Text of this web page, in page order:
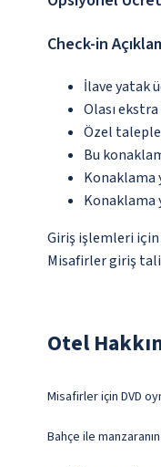
Check-in
İlave yatak
Olası
Özel
Bu
Konaklama
Konaklama
Giriş işlemleri için
Misafirler giriş
Otel
Misafirler için DVD
Bahçe ile